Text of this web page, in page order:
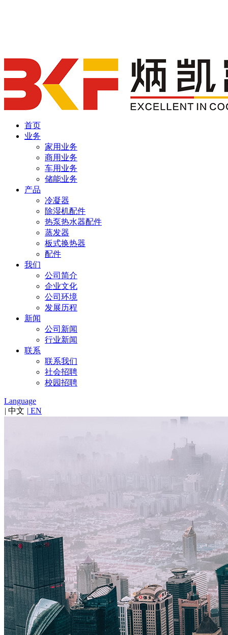
首页
业务
家用业务
商用业务
车用业务
储能业务
产品
冷凝器
除湿机配件
热泵热水器配件
蒸发器
板式换热器
配件
我们
公司简介
企业文化
公司环境
发展历程
新闻
公司新闻
行业新闻
联系
联系我们
社会招聘
校园招聘
Language
| 中文 | EN